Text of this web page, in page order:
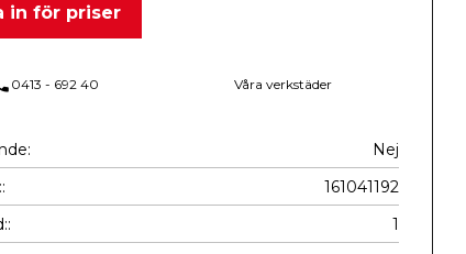
in för priser
0413 - 692 40 Våra verkstäder
Nej
161041192
1